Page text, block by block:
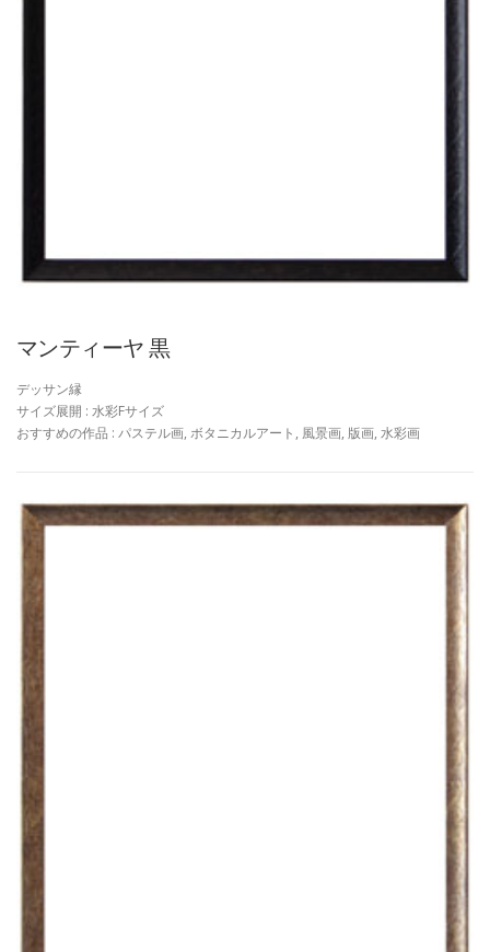
マンティーヤ 黒
デッサン縁
サイズ展開 : 水彩Fサイズ
おすすめの作品 : パステル画, ボタニカルアート, 風景画, 版画, 水彩画